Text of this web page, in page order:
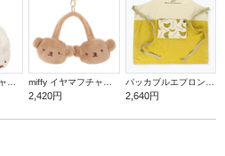
miffy スリッパチャーム ミッフィー【ミッフィー】 miffy イヤマフチャーム ボリス【ミッフィー】
2,420円
パッカブルエプロン【バナナ】
2,640円